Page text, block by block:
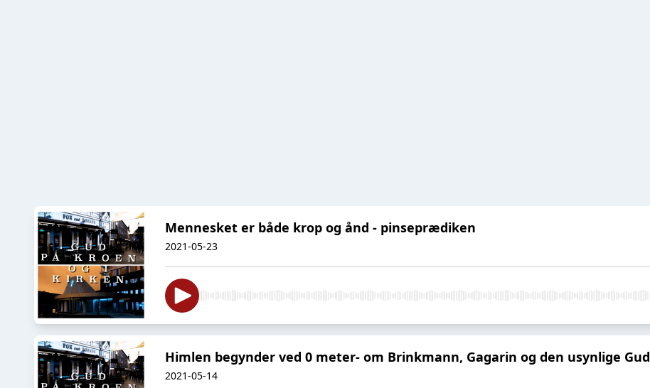
Mennesket er både krop og ånd - pinseprædiken
2021-05-23
Himlen begynder ved 0 meter- om Brinkmann, Gagarin og den usynlige Gud
2021-05-14